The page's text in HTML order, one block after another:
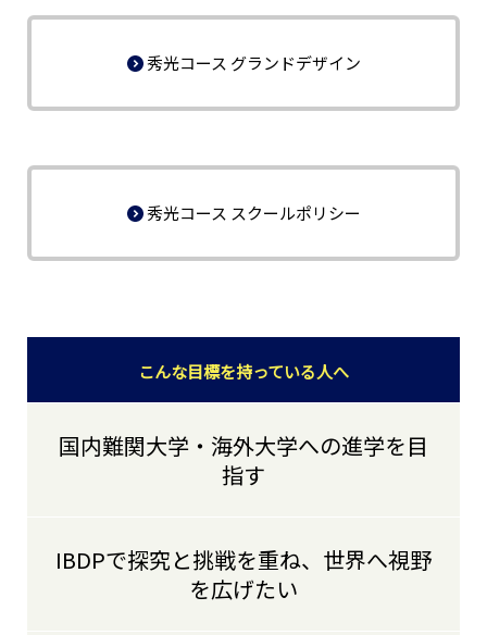
秀光コース グランドデザイン
秀光コース スクールポリシー
こんな目標を持っている人へ
国内難関大学・海外大学への進学を目
指す
IBDPで探究と挑戦を重ね、世界へ視野
を広げたい